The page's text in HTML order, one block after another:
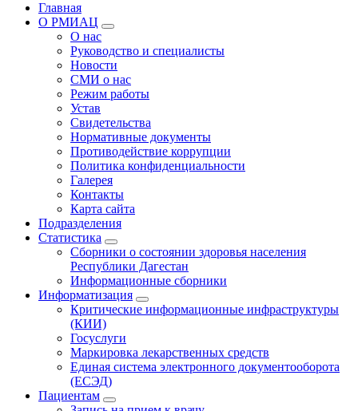
Главная
О РМИАЦ
О нас
Руководство и специалисты
Новости
СМИ о нас
Режим работы
Устав
Свидетельства
Нормативные документы
Противодействие коррупции
Политика конфиденциальности
Галерея
Контакты
Карта сайта
Подразделения
Статистика
Сборники о состоянии здоровья населения
Республики Дагестан
Информационные сборники
Информатизация
Критические информационные инфраструктуры
(КИИ)
Госуслуги
Маркировка лекарственных средств
Единая система электронного документооборота
(ЕСЭД)
Пациентам